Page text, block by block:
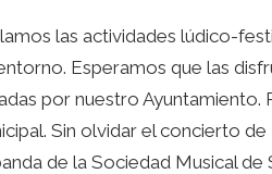
las actividades lúdico-
Esperamos que las
por nuestro Ayuntamiento.
Sin olvidar el concierto
de la Sociedad Musical de